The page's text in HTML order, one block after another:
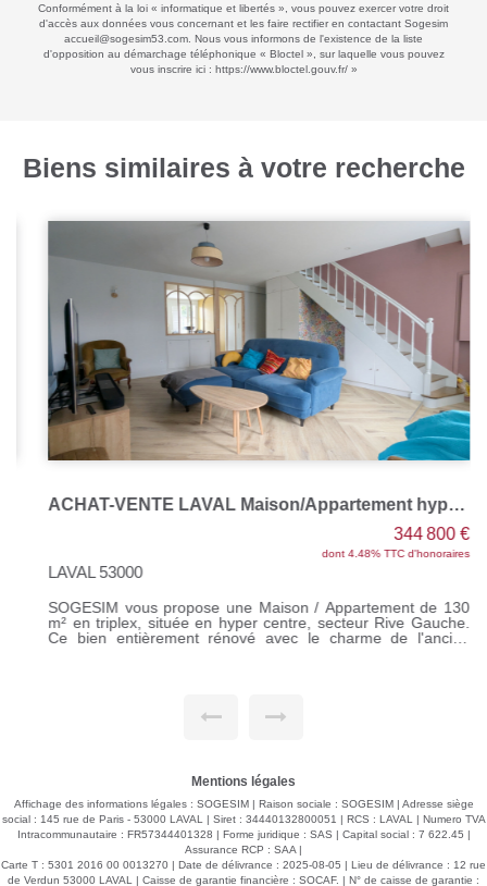
Conformément à la loi « informatique et libertés », vous pouvez exercer votre droit
d'accès aux données vous concernant et les faire rectifier en contactant Sogesim
accueil@sogesim53.com. Nous vous informons de l'existence de la liste
d'opposition au démarchage téléphonique « Bloctel », sur laquelle vous pouvez
vous inscrire ici : https://www.bloctel.gouv.fr/»
Biens similaires à votre recherche
ACHAT-VENTE LAVAL Maison/Appartement hyper centre
344 800 €
dont 4.48% TTC d'honoraires
LAVAL 53000
SOGESIM vous propose une Maison / Appartement de 130
m² en triplex, située en hyper centre, secteur Rive Gauche.
Ce bien entièrement rénové avec le charme de l'ancien
wc. Au dernier étage : une pièce, un grenier. Une cour. LE
charge de l'acquéreur dont 4.48 %, soit un prix de 344 800
euros. Prix hors honoraires : 330 000 euros Pour tous
renseignements, contactez Sandrine DAVENEL au o7 67 94
90 67 Agent commercial (EI) RSAC n°103643730
Mentions légales
Affichage des informations légales : SOGESIM | Raison sociale : SOGESIM | Adresse siège
social : 145 rue de Paris - 53000 LAVAL | Siret : 34440132800051 | RCS : LAVAL | Numero TVA
Intracommunautaire : FR57344401328 | Forme juridique : SAS | Capital social : 7 622.45 |
Assurance RCP : SAA |
Carte T : 5301 2016 00 0013270 | Date de délivrance : 2025-08-05 | Lieu de délivrance : 12 rue
de Verdun 53000 LAVAL | Caisse de garantie financière : SOCAF. | N° de caisse de garantie :